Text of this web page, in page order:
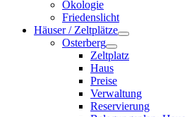
Ökologie
Friedenslicht
Häuser / Zeltplätze
Osterberg
Zeltplatz
Haus
Preise
Verwaltung
Reservierung